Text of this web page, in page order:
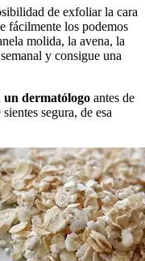
de exfoliar la cara
fácilmente los podemos
molida, la avena, la
y consigue una
un dermatólogo antes de
segura, de esa